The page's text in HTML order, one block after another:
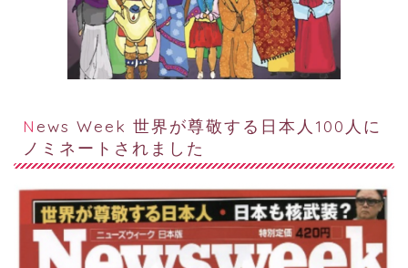
News Week 世界が尊敬する日本人100人に
ノミネートされました